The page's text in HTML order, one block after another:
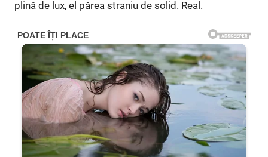
plină de lux, el părea straniu de solid. Real.